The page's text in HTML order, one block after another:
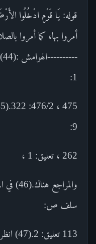
قوله: يَا قَوْمِ ادْخُلُوا
أمروا بها، كما أمروا
1:
9:
262 ، تعليق: 1 ،
سلف ص: